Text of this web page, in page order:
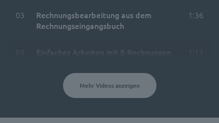
03
Rechnungsbearbeitung aus dem
Rechnungseingangsbuch
1:36
04 Einfaches Arbeiten mit E-Rechnungen 1:13
Mehr Videos anzeigen